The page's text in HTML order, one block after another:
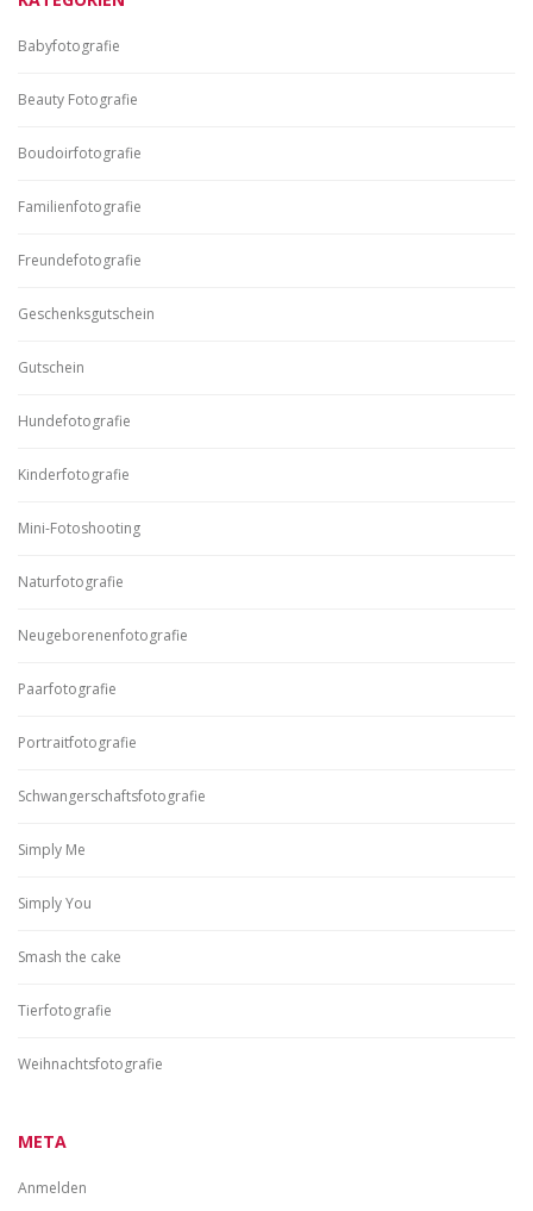
Babyfotografie
Beauty Fotografie
Boudoirfotografie
Familienfotografie
Freundefotografie
Geschenksgutschein
Gutschein
Hundefotografie
Kinderfotografie
Mini-Fotoshooting
Naturfotografie
Neugeborenenfotografie
Paarfotografie
Portraitfotografie
Schwangerschaftsfotografie
Simply Me
Simply You
Smash the cake
Tierfotografie
Weihnachtsfotografie
META
Anmelden